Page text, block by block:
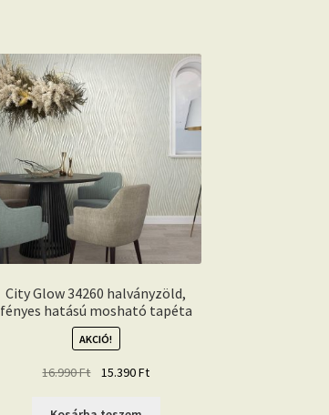
City Glow 34260 halványzöld,
fényes hatású mosható tapéta
AKCIÓ!
16.990Ft
Original
was:
15.390FtCurrent